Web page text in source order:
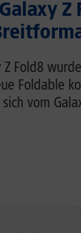
Z
Z Fold8
Foldable
vom